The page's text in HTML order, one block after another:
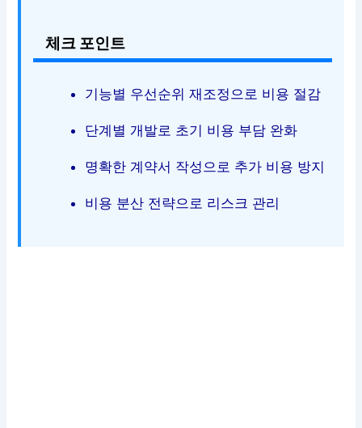
체크 포인트
기능별 우선순위 재조정으로 비용 절감
단계별 개발로 초기 비용 부담 완화
명확한 계약서 작성으로 추가 비용 방지
비용 분산 전략으로 리스크 관리